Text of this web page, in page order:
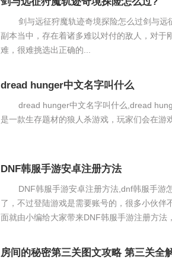
剑与远征狩魔轨迹奇境探险怎么过剑与
副本当中，存在着诸多难以对付的敌人，对于
难，很难挑选出正确的...
dread hunger中文名字叫什么
dread hunger中文名字叫什么,dread
是一款生存题材的狼人杀游戏，玩家们会在游
DNF韩服手游安卓注册方法
DNF韩服手游安卓注册方法,dnf韩服手游
了，不过登陆游戏是需要账号的，很多小伙伴
面就由小编给大家带来DNF韩服手游注册方法
房间的秘密第三关图文攻略 第三关全